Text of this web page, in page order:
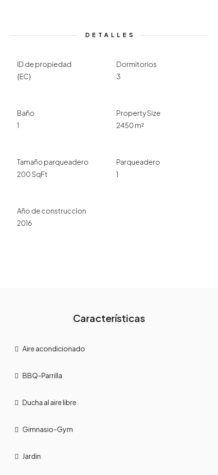
DETALLES
ID de propiedad
{EC}
Dormitorios
3
Baño
1
Property Size
2450 m²
Tamaño parqueadero
200 SqFt
Parqueadero
1
Año de construccion
2016
Características
Aire acondicionado
BBQ-Parrilla
Ducha al aire libre
Gimnasio-Gym
Jardin